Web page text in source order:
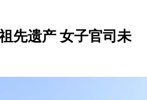
先遗产 女子官司未